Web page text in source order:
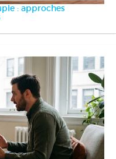
: approches